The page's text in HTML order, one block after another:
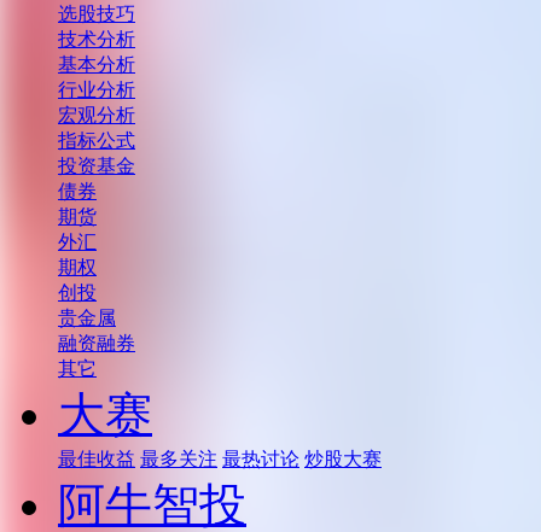
选股技巧
技术分析
基本分析
行业分析
宏观分析
指标公式
投资基金
债券
期货
外汇
期权
创投
贵金属
融资融券
其它
大赛
最佳收益 最多关注 最热讨论 炒股大赛
阿牛智投